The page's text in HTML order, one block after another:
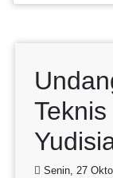
Senin, 27